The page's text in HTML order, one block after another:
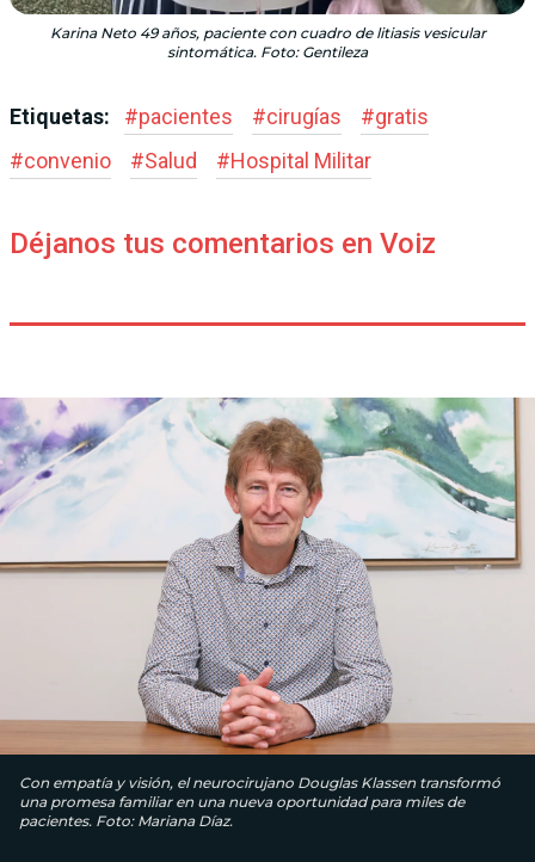
Karina Neto 49 años, paciente con cuadro de litiasis vesicular
sintomática. Foto: Gentileza
Etiquetas: #pacientes #cirugías #gratis
#convenio #Salud #Hospital Militar
Déjanos tus comentarios en Voiz
Con empatía y visión, el neurocirujano Douglas Klassen transformó
una promesa familiar en una nueva oportunidad para miles de
pacientes. Foto: Mariana Díaz.